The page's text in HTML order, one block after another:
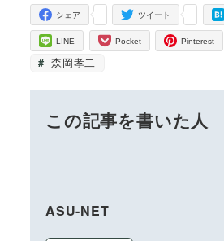
-
シェア -
ツイート
LINE Pocket Pinterest
森岡孝二
この記事を書いた人
ASU-NET